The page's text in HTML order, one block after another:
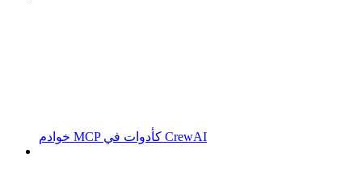
خوادم MCP كأدوات في CrewAI